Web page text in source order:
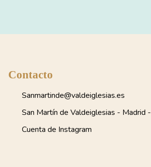
Contacto
Sanmartinde@valdeiglesias.es
San Martín de Valdeiglesias - Madrid -
Cuenta de Instagram